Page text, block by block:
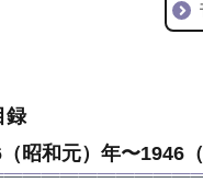
録
昭和元）年〜1946